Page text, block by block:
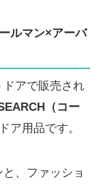
ールマン×アーバ
アで販売され
（コー
ア用品です。
、ファッショ